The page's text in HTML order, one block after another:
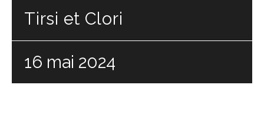
Tirsi et Clori
16 mai 2024